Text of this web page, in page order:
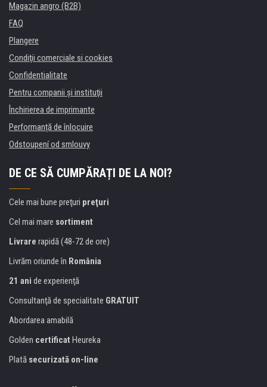
Magazin angro (B2B)
FAQ
Plangere
Condiţii comerciale si cookies
Confidentialitate
Pentru companii și instituţii
Închirierea de imprimante
Performanță de înlocuire
Odstoupení od smlouvy
DE CE SĂ CUMPĂRAȚI DE LA NOI?
Cele mai bune preţuri preţuri
Cel mai mare sortiment
Livrare rapidă (48-72 de ore)
Livrăm oriunde în România
21 ani de experienţă
Consultanţă de specialitate GRATUIT
Abordarea amabilă
Golden certificat Heureka
Plată securizată on-line